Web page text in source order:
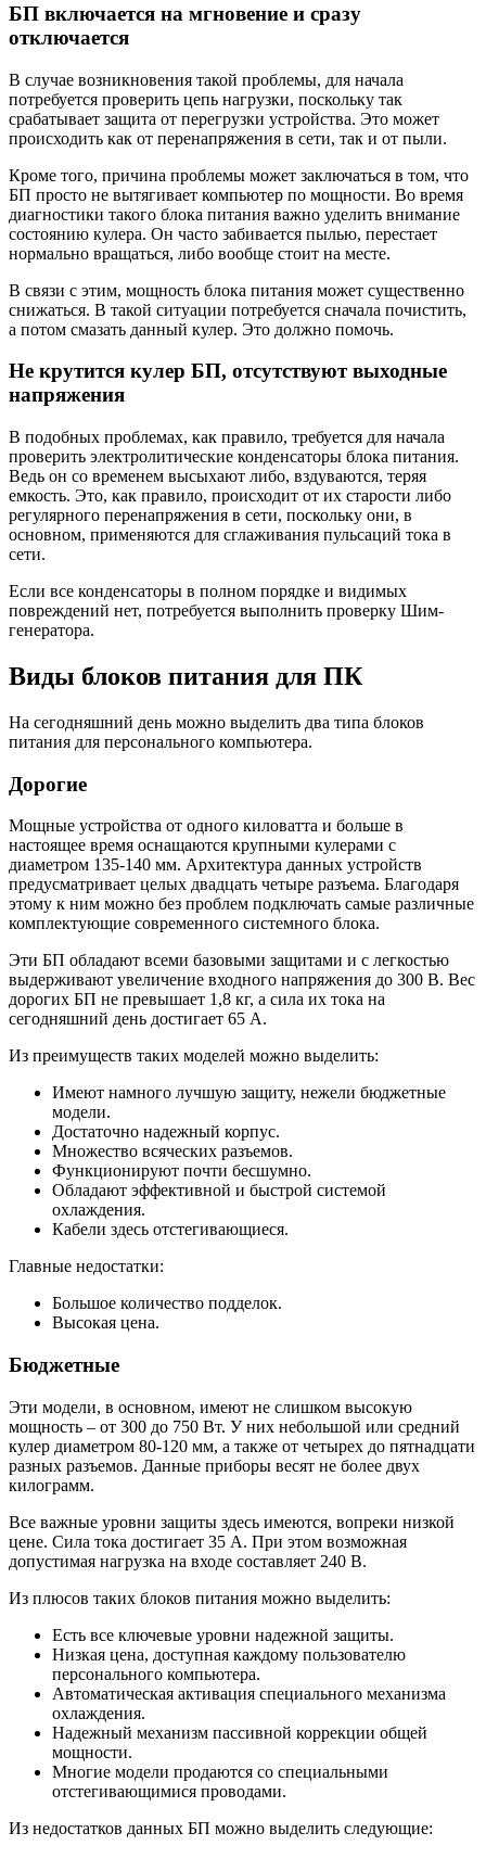
БП включается на мгновение и сразу
отключается
В случае возникновения такой проблемы, для начала
потребуется проверить цепь нагрузки, поскольку так
срабатывает защита от перегрузки устройства. Это может
происходить как от перенапряжения в сети, так и от пыли.
Кроме того, причина проблемы может заключаться в том, что
БП просто не вытягивает компьютер по мощности. Во время
диагностики такого блока питания важно уделить внимание
состоянию кулера. Он часто забивается пылью, перестает
нормально вращаться, либо вообще стоит на месте.
В связи с этим, мощность блока питания может существенно
снижаться. В такой ситуации потребуется сначала почистить,
а потом смазать данный кулер. Это должно помочь.
Не крутится кулер БП, отсутствуют выходные
напряжения
В подобных проблемах, как правило, требуется для начала
проверить электролитические конденсаторы блока питания.
Ведь он со временем высыхают либо, вздуваются, теряя
емкость. Это, как правило, происходит от их старости либо
регулярного перенапряжения в сети, поскольку они, в
основном, применяются для сглаживания пульсаций тока в
сети.
Если все конденсаторы в полном порядке и видимых
повреждений нет, потребуется выполнить проверку Шим-
генератора.
Виды блоков питания для ПК
На сегодняшний день можно выделить два типа блоков
питания для персонального компьютера.
Дорогие
Мощные устройства от одного киловатта и больше в
настоящее время оснащаются крупными кулерами с
диаметром 135-140 мм. Архитектура данных устройств
предусматривает целых двадцать четыре разъема. Благодаря
этому к ним можно без проблем подключать самые различные
комплектующие современного системного блока.
Эти БП обладают всеми базовыми защитами и с легкостью
выдерживают увеличение входного напряжения до 300 В. Вес
дорогих БП не превышает 1,8 кг, а сила их тока на
сегодняшний день достигает 65 А.
Из преимуществ таких моделей можно выделить:
Имеют намного лучшую защиту, нежели бюджетные
модели.
Достаточно надежный корпус.
Множество всяческих разъемов.
Функционируют почти бесшумно.
Обладают эффективной и быстрой системой
охлаждения.
Кабели здесь отстегивающиеся.
Главные недостатки:
Большое количество подделок.
Высокая цена.
Бюджетные
Эти модели, в основном, имеют не слишком высокую
мощность – от 300 до 750 Вт. У них небольшой или средний
кулер диаметром 80-120 мм, а также от четырех до пятнадцати
разных разъемов. Данные приборы весят не более двух
килограмм.
Все важные уровни защиты здесь имеются, вопреки низкой
цене. Сила тока достигает 35 А. При этом возможная
допустимая нагрузка на входе составляет 240 В.
Из плюсов таких блоков питания можно выделить:
Есть все ключевые уровни надежной защиты.
Низкая цена, доступная каждому пользователю
персонального компьютера.
Автоматическая активация специального механизма
охлаждения.
Надежный механизм пассивной коррекции общей
мощности.
Многие модели продаются со специальными
отстегивающимися проводами.
Из недостатков данных БП можно выделить следующие: